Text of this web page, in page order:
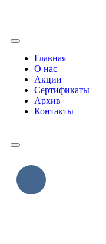
Главная
О нас
Акции
Сертификаты
Архив
Контакты